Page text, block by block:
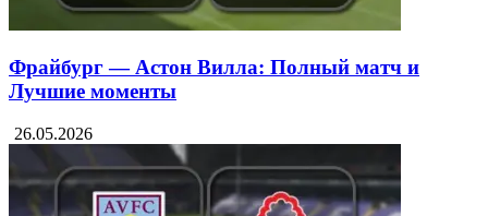
Фрайбург — Астон Вилла: Полный матч и
Лучшие моменты
26.05.2026